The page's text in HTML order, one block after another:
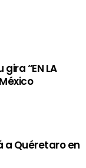
“EN LA
a Quéretaro en